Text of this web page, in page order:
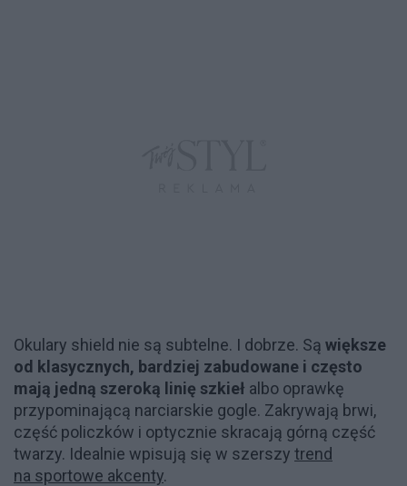
Okulary shield nie są subtelne. I dobrze. Są większe
od klasycznych, bardziej zabudowane i często
mają jedną szeroką linię szkieł albo oprawkę
przypominającą narciarskie gogle. Zakrywają brwi,
część policzków i optycznie skracają górną część
twarzy. Idealnie wpisują się w szerszy trend
na sportowe akcenty.